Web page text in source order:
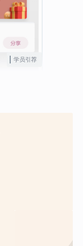
学员引荐